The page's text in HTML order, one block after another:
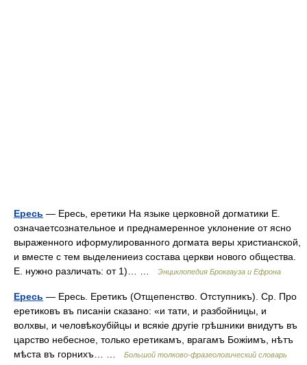
Ересь — Ересь, еретики На языке церковной догматики Е.
означаетсознательное и преднамеренное уклонение от ясно
выраженного иформулированного догмата веры христианской,
и вместе с тем выделениеиз состава церкви нового общества.
Е. нужно различать: от 1)… …
Энциклопедия Брокгауза и Ефрона
Ересь — Ересь. Еретикъ (Отщепенство. Отступникъ). Ср. Про
еретиковъ въ писаніи сказано: «и тати, и разбойницы, и
волхвы, и человѣкоубійцы и всякіе другіе грѣшники внидутъ въ
царство небесное, только еретикамъ, врагамъ Божіимъ, нѣтъ
мѣста въ горнихъ… …
Большой толково-фразеологический словарь